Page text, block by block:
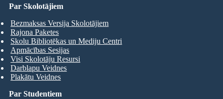
Par Studentiem
Par Skolotājiem
Bezmaksas Versija Skolotājiem
Rajona Paketes
Skolu Bibliotēkas un Mediju Centri
Apmācības Sesijas
Visi Skolotāju Resursi
Darblapu Veidnes
Plakātu Veidnes